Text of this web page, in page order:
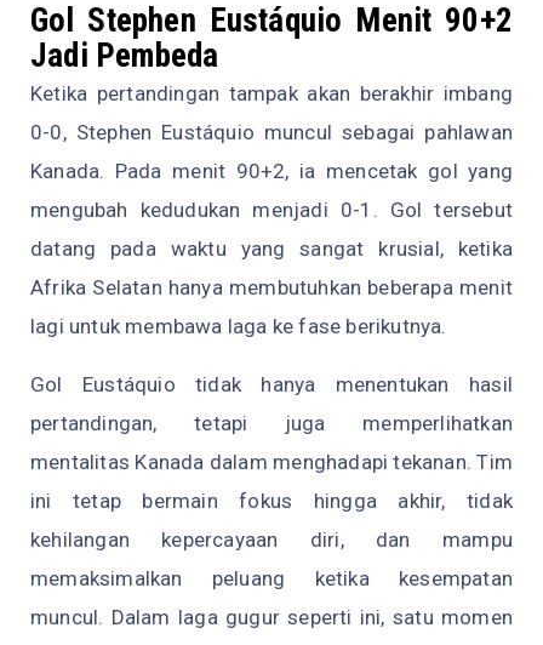
Gol Stephen Eustáquio Menit 90+2
Jadi Pembeda
Ketika pertandingan tampak akan berakhir imbang
0-0, Stephen Eustáquio muncul sebagai pahlawan
Kanada. Pada menit 90+2, ia mencetak gol yang
mengubah kedudukan menjadi 0-1. Gol tersebut
datang pada waktu yang sangat krusial, ketika
Afrika Selatan hanya membutuhkan beberapa menit
lagi untuk membawa laga ke fase berikutnya.
Gol Eustáquio tidak hanya menentukan hasil
pertandingan, tetapi juga memperlihatkan
mentalitas Kanada dalam menghadapi tekanan. Tim
ini tetap bermain fokus hingga akhir, tidak
kehilangan kepercayaan diri, dan mampu
memaksimalkan peluang ketika kesempatan
muncul. Dalam laga gugur seperti ini, satu momen